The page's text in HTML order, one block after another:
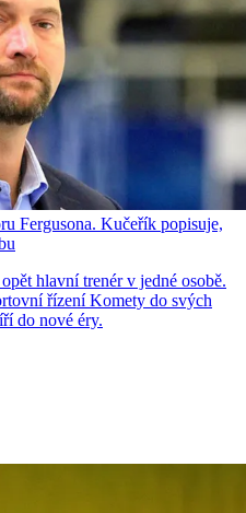
Fergusona. Kučeřík popisuje,
hlavní trenér v jedné osobě.
řízení Komety do svých
do nové éry.